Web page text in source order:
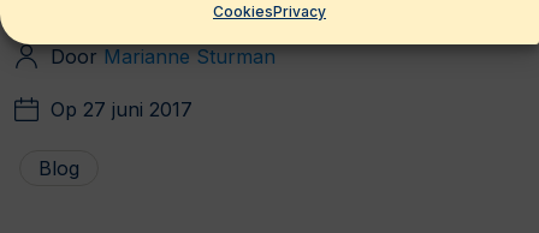
CookiesPrivacy
Door Marianne Sturman
Op 27 juni 2017
Blog